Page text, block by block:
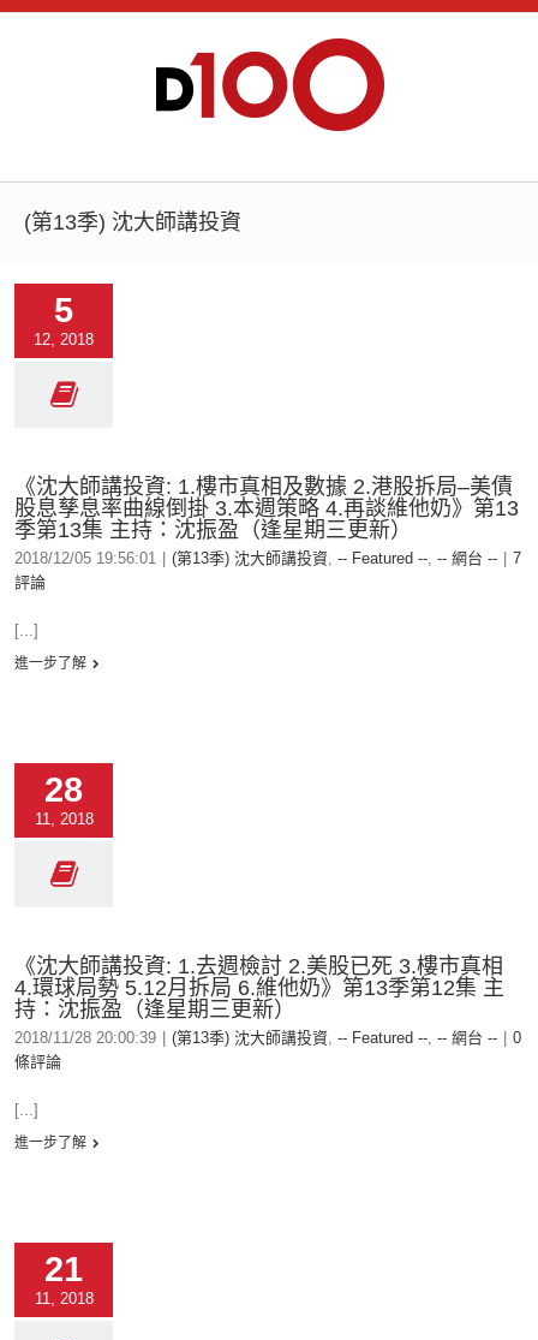
(第13季) 沈大師講投資
5
12, 2018
《沈大師講投資: 1.樓市真相及數據 2.港股拆局–美債
股息孳息率曲線倒掛 3.本週策略 4.再談維他奶》第13
季第13集 主持：沈振盈（逢星期三更新）
2018/12/05 19:56:01 (第13季) 沈大師講投資, -- Featured --, -- 網台 --
7
評論
[...]
進一步了解
28
11, 2018
《沈大師講投資: 1.去週檢討 2.美股已死 3.樓市真相
4.環球局勢 5.12月拆局 6.維他奶》第13季第12集 主
持：沈振盈（逢星期三更新）
2018/11/28 20:00:39 (第13季) 沈大師講投資, -- Featured --, -- 網台 --
0
條評論
[...]
進一步了解
21
11, 2018